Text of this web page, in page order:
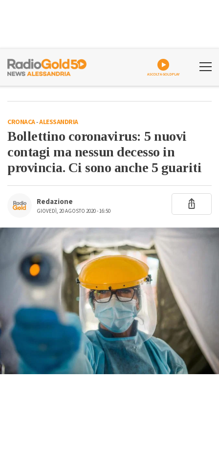
ASCOLTA GOLDPLAY
CRONACA-ALESSANDRIA
Bollettino coronavirus: 5 nuovi
contagi ma nessun decesso in
provincia. Ci sono anche 5 guariti
Redazione
GIOVEDÌ, 20 AGOSTO 2020 - 16:50